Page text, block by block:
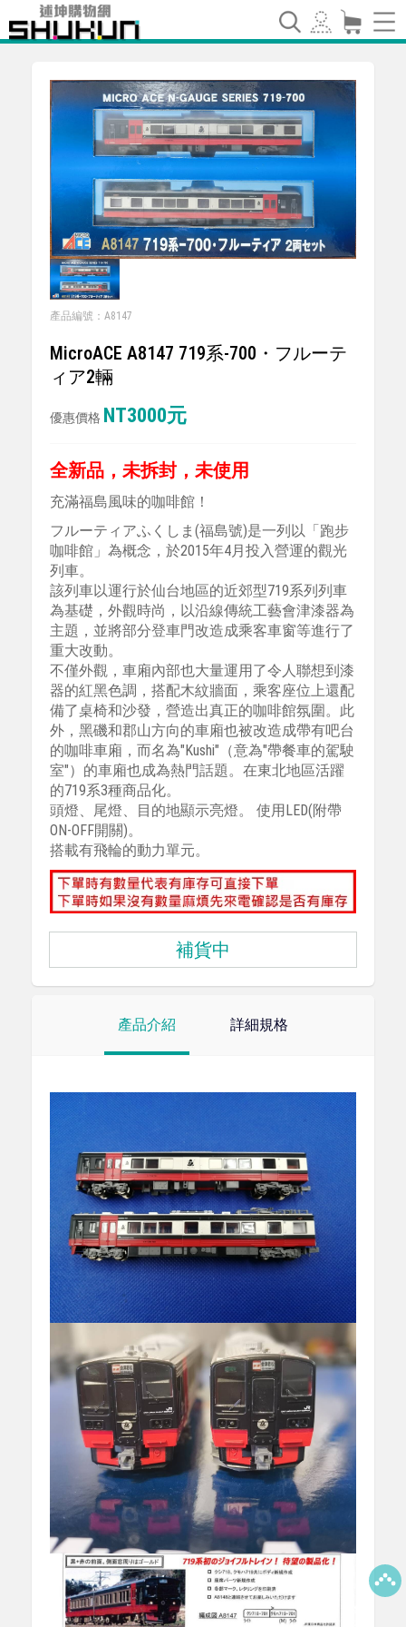
產品編號：A8147
MicroACE A8147 719系-700・フルーテ
ィア2輛
優惠價格 NT3000元
全新品，未拆封，未使用
充滿福島風味的咖啡館！
フルーティアふくしま(福島號)是一列以「跑步
咖啡館」為概念，於2015年4月投入營運的觀光
列車。
該列車以運行於仙台地區的近郊型719系列列車
為基礎，外觀時尚，以沿線傳統工藝會津漆器為
主題，並將部分登車門改造成乘客車窗等進行了
重大改動。
不僅外觀，車廂內部也大量運用了令人聯想到漆
器的紅黑色調，搭配木紋牆面，乘客座位上還配
備了桌椅和沙發，營造出真正的咖啡館氛圍。此
外，黑磯和郡山方向的車廂也被改造成帶有吧台
的咖啡車廂，而名為"Kushi"（意為"帶餐車的駕駛
室"）的車廂也成為熱門話題。在東北地區活躍
的719系3種商品化。
頭燈、尾燈、目的地顯示亮燈。 使用LED(附帶
ON-OFF開關)。
搭載有飛輪的動力單元。
補貨中
產品介紹 詳細規格